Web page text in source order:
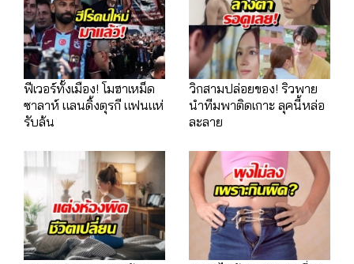
ฟีเวอร์ทั้งเมือง! โมฮาเหม็ด
ซาลาห์ แลนดิ้งตุรกี แฟนแห่
รับล้น
วิกสามปล่อยของ! ริวพาย
นำทีมพาติดเกาะ ลุคนี้หล่อ
ละลาย